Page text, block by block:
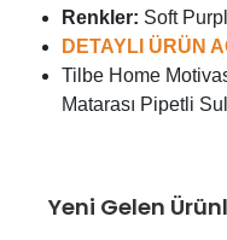
Renkler: Soft
DETAYLI ÜRÜN
Tilbe Home
Matarası Pipetli
Yeni Gelen